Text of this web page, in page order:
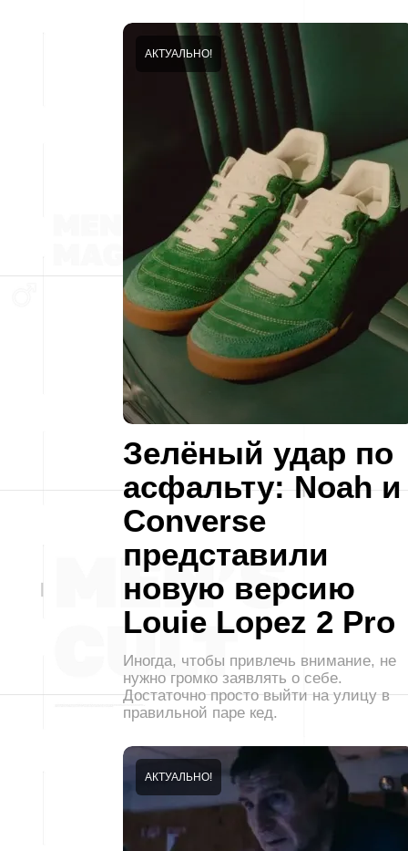
Зелёный удар по
асфальту: Noah и
Converse
представили
новую версию
Louie Lopez 2 Pro
АКТУАЛЬНО!
Иногда, чтобы привлечь внимание, не
нужно громко заявлять о себе.
Достаточно просто выйти на улицу в
правильной паре кед.
АКТУАЛЬНО!